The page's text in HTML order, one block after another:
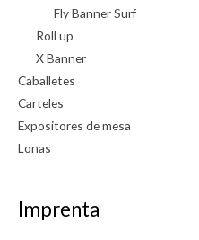
Fly Banner Surf
Roll up
X Banner
Caballetes
Carteles
Expositores de mesa
Lonas
Imprenta